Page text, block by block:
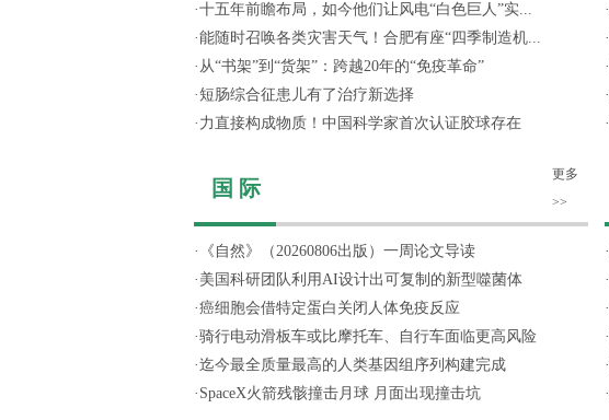
·十五年前瞻布局，如今他们让风电“白色巨人”实...
·能随时召唤各类灾害天气！合肥有座“四季制造机...
· 从“书架”到“货架”：跨越20年的“免疫革命”
· 短肠综合征患儿有了治疗新选择
· 力直接构成物质！中国科学家首次认证胶球存在
国 际
更多
>>
·
《自然》（20260806出版）一周论文导读
· 美国科研团队利用AI设计出可复制的新型噬菌体
·癌细胞会借特定蛋白关闭人体免疫反应
·骑行电动滑板车或比摩托车、自行车面临更高风险
·迄今最全质量最高的人类基因组序列构建完成
· SpaceX火箭残骸撞击月球 月面出现撞击坑
·
·
·
·
·
·
·
·
·
·
·